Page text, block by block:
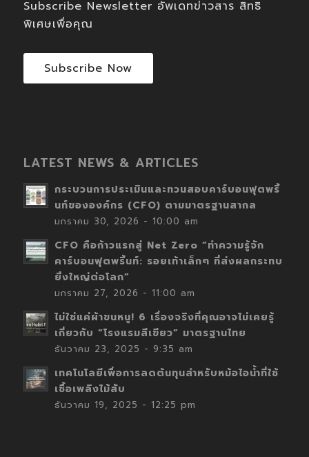
Subscribe Newsletter อัพเดทข่าวสาร สิทธิ
พิเศษเพื่อคุณ
Subscribe Now
LATEST NEWS & ARTICLES
กระบวนการประเมินและทวนสอบคาร์บอนฟุตพริ้
นท์ขององค์กร (CFO) ตามมาตรฐานสากล
มกราคม 30, 2026 - 10:00 am
CFO คือก้าวแรกสู่ Net Zero “ทำความรู้จัก
คาร์บอนฟุตพริ้นท์: รอยเท้าเล็กๆ ที่ส่งผลกระทบ
ยิ่งใหญ่ต่อโลก”
มกราคม 27, 2026 - 11:00 am
ไม่ใช่แค่ผ้าขนหนู! 6 เรื่องจริงที่คุณอาจไม่เคยรู้
เกี่ยวกับ “โรงแรมสีเขียว” มาตรฐานไทย
ธันวาคม 23, 2025 - 9:35 am
เทคโนโลยีเพื่อการลดต้นทุนสำหรับหม้อไอน้ำที่ใช้
เชื้อเพลิงไม้สับ
ธันวาคม 19, 2025 - 12:25 pm